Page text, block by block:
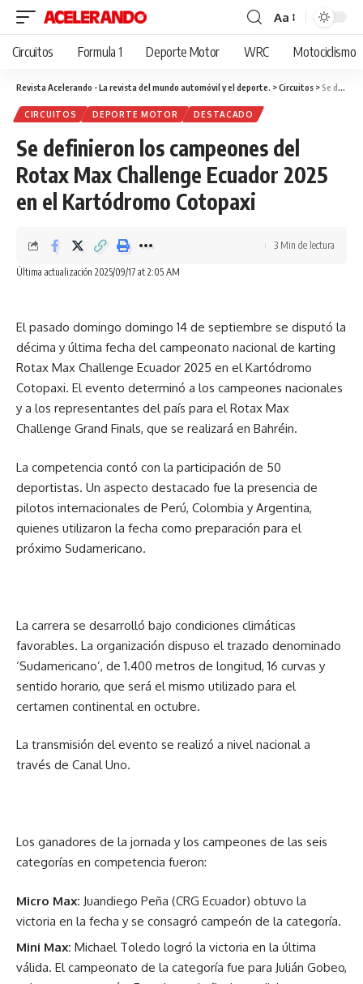
Cambiar
tamaño
fuente
Aa
Circuitos Formula 1 Deporte Motor WRC Motociclismo
Revista Acelerando - La revista del mundo automóvil y el deporte. >Circuitos >Se definieron los campeones del Rotax Max Challenge Ecuador 2025 en el Kartódromo Cotopaxi
CIRCUITOS DEPORTE MOTOR DESTACADO
Se definieron los campeones del
Rotax Max Challenge Ecuador 2025
en el Kartódromo Cotopaxi
Última actualización 2025/09/17 at 2:05 AM
3 Min de lectura
El pasado domingo domingo 14 de septiembre se disputó la
décima y última fecha del campeonato nacional de karting
Rotax Max Challenge Ecuador 2025 en el Kartódromo
Cotopaxi. El evento determinó a los campeones nacionales
y a los representantes del país para el Rotax Max
Challenge Grand Finals, que se realizará en Bahréin.
La competencia contó con la participación de 50
deportistas. Un aspecto destacado fue la presencia de
pilotos internacionales de Perú, Colombia y Argentina,
quienes utilizaron la fecha como preparación para el
próximo Sudamericano.
La carrera se desarrolló bajo condiciones climáticas
favorables. La organización dispuso el trazado denominado
‘Sudamericano’, de 1.400 metros de longitud, 16 curvas y
sentido horario, que será el mismo utilizado para el
certamen continental en octubre.
La transmisión del evento se realizó a nivel nacional a
través de Canal Uno.
Los ganadores de la jornada y los campeones de las seis
categorías en competencia fueron:
Micro Max: Juandiego Peña (CRG Ecuador) obtuvo la
victoria en la fecha y se consagró campeón de la categoría.
Mini Max: Michael Toledo logró la victoria en la última
válida. El campeonato de la categoría fue para Julián Gobeo,